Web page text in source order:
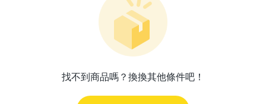
找不到商品嗎？換換其他條件吧！